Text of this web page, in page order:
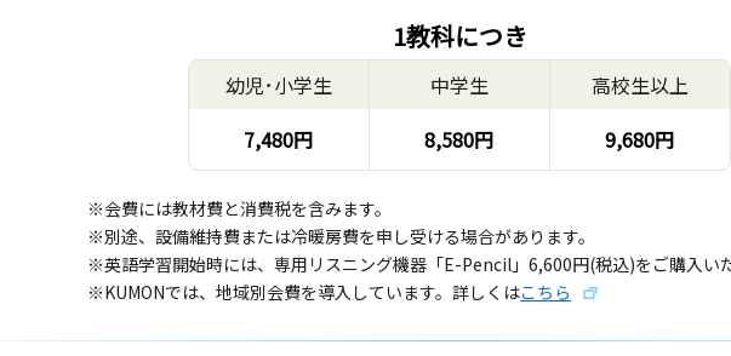
1教科につき
幼児･小学生
7,480円
中学生
8,580円
高校生以上
9,680円
※会費には教材費と消費税を含みます。
※別途、設備維持費または冷暖房費を申し受ける場合があります。
※英語学習開始時には、専用リスニング機器「E-Pencil」6,600円(税込)をご購入い
※KUMONでは、地域別会費を導入しています。詳しくはこちら